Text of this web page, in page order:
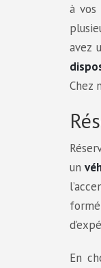
à vos
avez
Chez
un
En